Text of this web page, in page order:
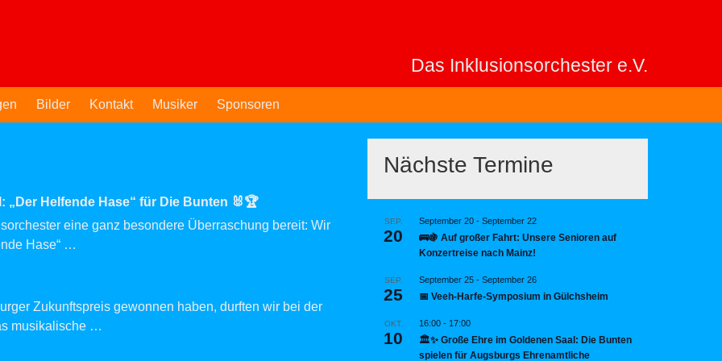
Das Inklusionsorchester e.V.
Bilder Kontakt Musiker Sponsoren
„Der Helfende Hase“ für Die Bunten 🐰🏆
eine ganz besondere Überraschung bereit: Wir
Hase“ …
Zukunftspreis gewonnen haben, durften wir bei der
musikalische …
Nächste Termine
SEP.
20
September 20 - September 22
🚌🍇 Auf großer Fahrt: Unsere Senioren auf
Konzertreise nach Mainz!
SEP.
25
September 25 - September 26
📅 Veeh-Harfe-Symposium in Gülchsheim
OKT.
10
16:00 - 17:00
🏛️✨ Große Ehre im Goldenen Saal: Die Bunten
spielen für Augsburgs Ehrenamtliche